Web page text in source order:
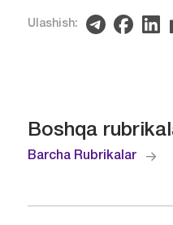
Ulashish:
Boshqa
Barcha Rubrikalar